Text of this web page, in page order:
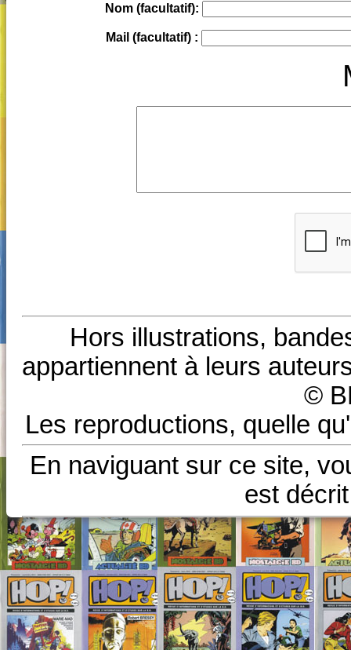
Nom (facultatif):
Mail (facultatif) :
Hors illustrations,
appartiennent à leurs
©
Les reproductions, quelle
En naviguant sur ce site,
est